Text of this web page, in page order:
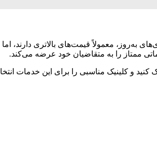
به‌روز، معمولاً قیمت‌های بالاتری دارند،
ممتاز را به متقاضیان خود عرضه می‌کند.
کنید و کلینیک مناسبی را برای این خدمات